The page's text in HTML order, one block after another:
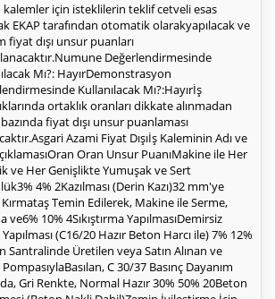
için isteklilerin teklif cetveli esas
EKAP tarafından otomatik olarakyapılacak ve
fiyat dışı unsur puanları
Değerlendirmesinde
Mı?: HayırDemonstrasyon
Kullanılacak Mı?:Hayırİş
ortaklık oranları dikkate alınmadan
fiyat dışı unsur puanlaması
Azami Fiyat Dışıİş Kaleminin Adı ve
Oran Unsur PuanıMakine ile Her
ve Her Genişlikte Yumuşak ve Sert
4% 2Kazılması (Derin Kazı)32 mm'ye
Temin Edilerek, Makine ile Serme,
ve6% 10% 4Sıkıştırma YapılmasıDemirsiz
(C16/20 Hazır Beton Harcı ile) 7% 12%
Santralinde Üretilen veya Satın Alınan ve
C 30/37 Basınç Dayanım
Gri Renkte, Normal Hazır 30% 50% 20Beton